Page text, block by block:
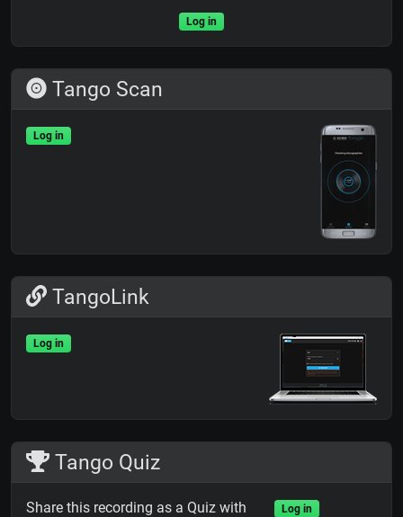
Log in
Tango Scan
Log in
TangoLink
Log in
Tango Quiz
Share this recording as a Quiz with
Log in